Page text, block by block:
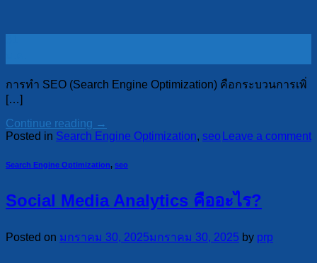
การทำ SEO (Search Engine Optimization) คือกระบวนการเพิ่
[…]
Continue reading →
Posted in Search Engine Optimization, seo Leave a comment
Search Engine Optimization, seo
Social Media Analytics คืออะไร?
Posted on มกราคม 30, 2025มกราคม 30, 2025 by prp